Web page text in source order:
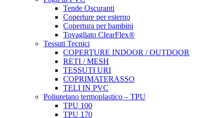
Tende Oscuranti
Coperture per esterno
Copertura per bambini
Tovagliato ClearFlex®
Tessuti Tecnici
COPERTURE INDOOR / OUTDOOR
RETI / MESH
TESSUTI URI
COPRIMATERASSO
TELI IN PVC
Poliuretano termoplastico – TPU
TPU 100
TPU 170